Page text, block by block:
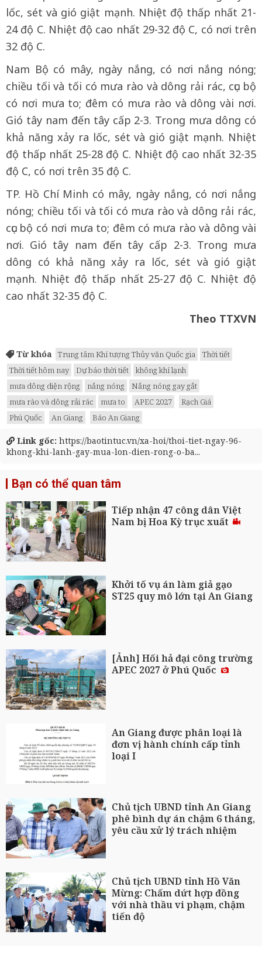
lốc, sét và gió giật mạnh. Nhiệt độ thấp nhất 21-
24 độ C. Nhiệt độ cao nhất 29-32 độ C, có nơi trên
32 độ C.
Nam Bộ có mây, ngày nắng, có nơi nắng nóng;
chiều tối và tối có mưa rào và dông rải rác, cục bộ
có nơi mưa to; đêm có mưa rào và dông vài nơi.
Gió tây nam đến tây cấp 2-3. Trong mưa dông có
khả năng xảy ra lốc, sét và gió giật mạnh. Nhiệt
độ thấp nhất 25-28 độ C. Nhiệt độ cao nhất 32-35
độ C, có nơi trên 35 độ C.
TP. Hồ Chí Minh có mây, ngày nắng, có nơi nắng
nóng; chiều tối và tối có mưa rào và dông rải rác,
cục bộ có nơi mưa to; đêm có mưa rào và dông vài
nơi. Gió tây nam đến tây cấp 2-3. Trong mưa
dông có khả năng xảy ra lốc, sét và gió giật
mạnh. Nhiệt độ thấp nhất 25-27 độ C. Nhiệt độ
cao nhất 32-35 độ C.
Theo TTXVN
Từ khóa Trung tâm Khí tượng Thủy văn Quốc gia
Thời tiết
Thời tiết hôm nay
Dự báo thời tiết
không khí lạnh
mưa dông diện rộng
nắng nóng
Nắng nóng gay gắt
mưa rào và dông rải rác
mưa to APEC 2027
Rạch Giá
Phú Quốc
An Giang Báo An Giang
Link gốc: https://baotintuc.vn/xa-hoi/thoi-tiet-ngay-96-
khong-khi-lanh-gay-mua-lon-dien-rong-o-ba...
Bạn có thể quan tâm
Tiếp nhận 47 công dân Việt
Nam bị Hoa Kỳ trục xuất
Khởi tố vụ án làm giả gạo
ST25 quy mô lớn tại An Giang
[Ảnh] Hối hả đại công trường
APEC 2027 ở Phú Quốc
An Giang được phân loại là
đơn vị hành chính cấp tỉnh
loại I
Chủ tịch UBND tỉnh An Giang
phê bình dự án chậm 6 tháng,
yêu cầu xử lý trách nhiệm
Chủ tịch UBND tỉnh Hồ Văn
Mừng: Chấm dứt hợp đồng
với nhà thầu vi phạm, chậm
tiến độ